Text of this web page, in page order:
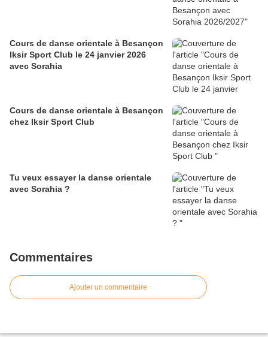
Cours de danse orientale à Besançon
Iksir Sport Club le 24 janvier 2026
avec Sorahia
Cours de danse orientale à Besançon
chez Iksir Sport Club
Tu veux essayer la danse orientale
avec Sorahia ?
Commentaires
Ajouter un commentaire